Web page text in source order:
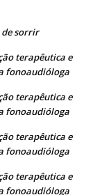
de sorrir
terapêutica e
fonoaudióloga
terapêutica e
fonoaudióloga
terapêutica e
fonoaudióloga
terapêutica e
fonoaudióloga